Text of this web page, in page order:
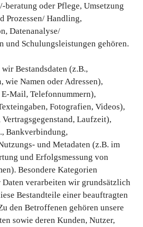
oder Pflege, Umsetzung
Prozessen/ Handling,
Datenanalyse/
und Schulungsleistungen gehören.
Bestandsdaten (z.B.,
wie Namen oder Adressen),
Mail, Telefonnummern),
Fotografien, Videos),
Vertragsgegenstand, Laufzeit),
Bankverbindung,
und Metadaten (z.B. im
und Erfolgsmessung von
Besondere Kategorien
Daten verarbeiten wir grundsätzlich
Bestandteile einer beauftragten
den Betroffenen gehören unsere
sowie deren Kunden, Nutzer,